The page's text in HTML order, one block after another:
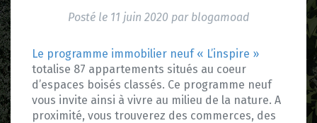
Posté le 11 juin 2020 par blogamoad
Le programme immobilier neuf « L’inspire »
totalise 87 appartements situés au coeur
d’espaces boisés classés. Ce programme neuf
vous invite ainsi à vivre au milieu de la nature. A
proximité, vous trouverez des commerces, des